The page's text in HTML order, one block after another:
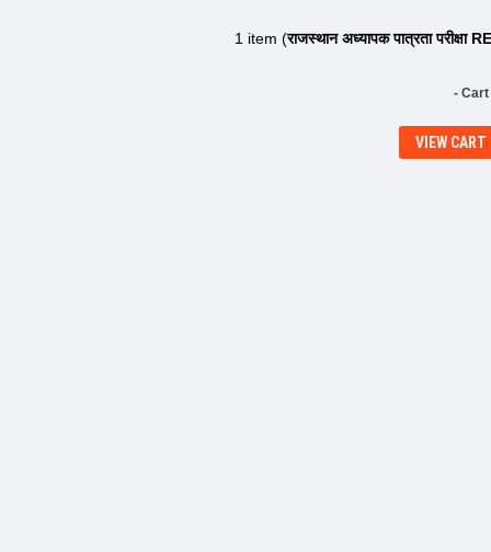
1 item (राजस्थान अध्यापक पात्रता
- Cart
VIEW CART